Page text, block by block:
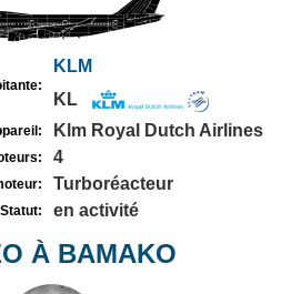
KLM
KL
Klm Royal Dutch Airlines
4
Turboréacteur
Statut: en activité
À BAMAKO